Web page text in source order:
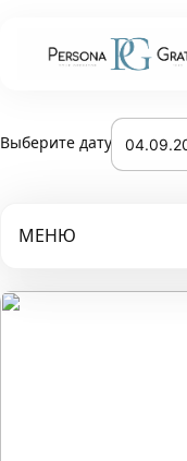
Выберите дату
МЕНЮ